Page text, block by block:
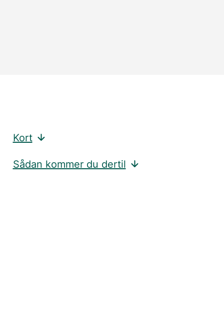
Kort
Sådan kommer du dertil